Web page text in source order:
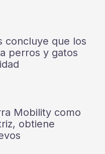
concluye que los
perros y gatos
Mobility como
obtiene